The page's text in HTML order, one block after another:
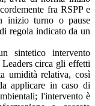
fra RSPP e
inizio turno o pause
regola indicato da un
sintetico intervento
circa gli effetti
umidità relativa, così
applicare in caso di
l'intervento è